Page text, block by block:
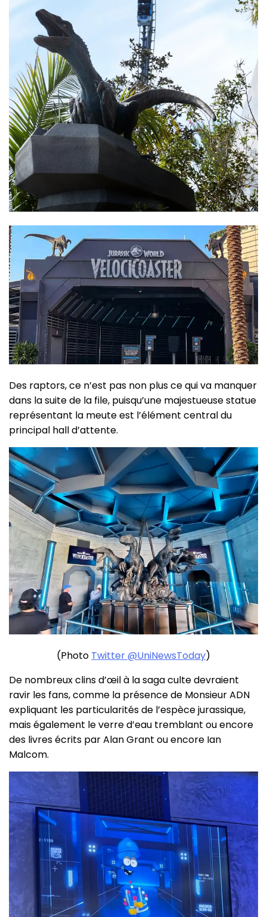
Des raptors, ce n’est pas non plus ce qui va manquer
dans la suite de la file, puisqu’une majestueuse statue
représentant la meute est l’élément central du
principal hall d’attente.
(Photo Twitter @UniNewsToday)
De nombreux clins d’œil à la saga culte devraient
ravir les fans, comme la présence de Monsieur ADN
expliquant les particularités de l’espèce jurassique,
mais également le verre d’eau tremblant ou encore
des livres écrits par Alan Grant ou encore Ian
Malcom.